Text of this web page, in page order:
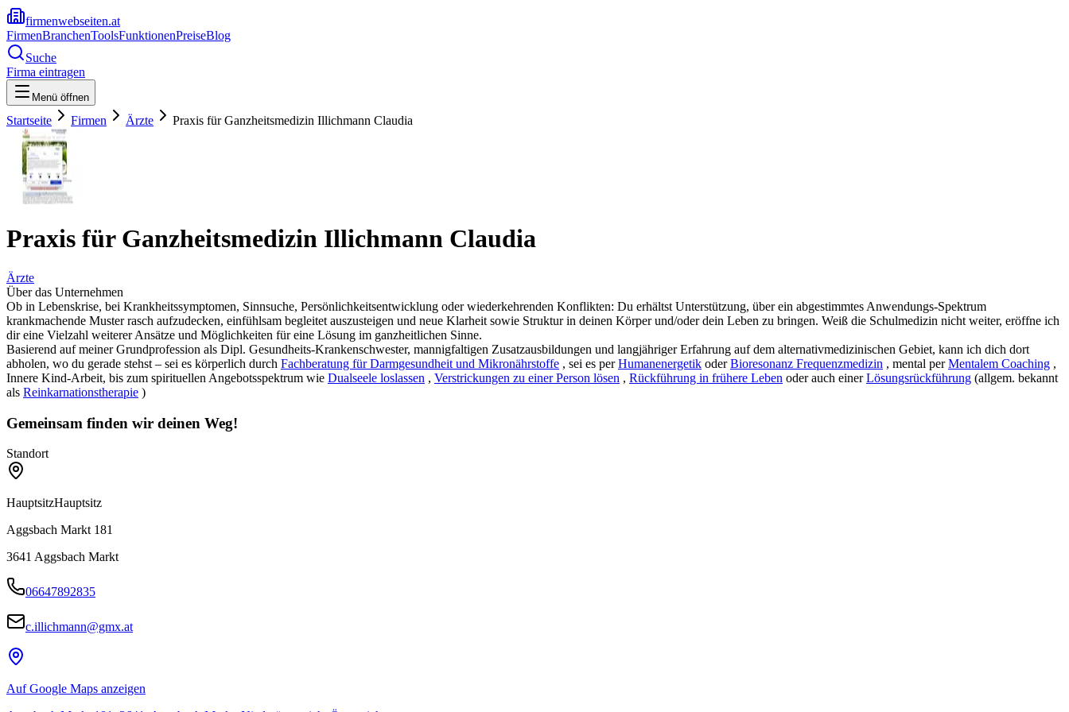
firmenwebseiten.at
FirmenBranchenToolsFunktionenPreiseBlog
Suche
Firma eintragen
Menü öffnen
Startseite Firmen Ärzte Praxis für Ganzheitsmedizin Illichmann Claudia
Praxis für Ganzheitsmedizin Illichmann Claudia
Ärzte
Über das Unternehmen
Ob in Lebenskrise, bei Krankheitssymptomen, Sinnsuche, Persönlichkeitsentwicklung oder wiederkehrenden Konflikten: Du erhältst Unterstützung, über ein abgestimmtes Anwendungs-Spektrum
krankmachende Muster rasch aufzudecken, einfühlsam begleitet auszusteigen und neue Klarheit sowie Struktur in deinen Körper und/oder dein Leben zu bringen. Weiß die Schulmedizin nicht weiter, eröffne ich
dir eine Vielzahl weiterer Ansätze und Möglichkeiten für eine Lösung im ganzheitlichen Sinne.
Basierend auf meiner Grundprofession als Dipl. Gesundheits-Krankenschwester, mannigfaltigen Zusatzausbildungen und langjähriger Erfahrung auf dem alternativmedizinischen Gebiet, kann ich dich dort
abholen, wo du gerade stehst – sei es körperlich durch Fachberatung für Darmgesundheit und Mikronährstoffe , sei es perHumanenergetik oderBioresonanz Frequenzmedizin , mental perMentalem Coaching ,
Innere Kind-Arbeit, bis zum spirituellen Angebotsspektrum wie Dualseele loslassen , Verstrickungen zu einer Person lösen , Rückführung in frühere Leben oder auch einerLösungsrückführung (allgem. bekannt
als Reinkarnationstherapie )
Gemeinsam finden wir deinen Weg!
Standort
HauptsitzHauptsitz
Aggsbach Markt 181
3641 Aggsbach Markt
06647892835
c.illichmann@gmx.at
Auf Google Maps anzeigen